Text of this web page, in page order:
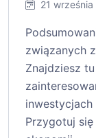
21 września
związanych
Znajdziesz
Przygotuj